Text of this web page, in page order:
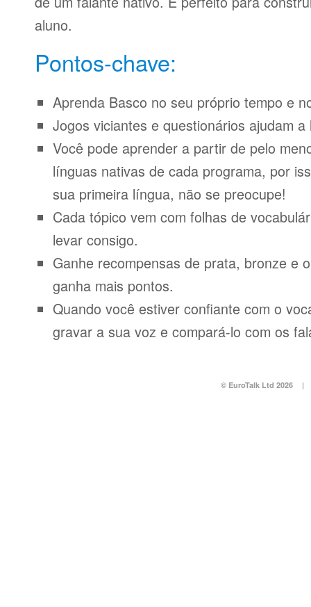
aluno.
Pontos-chave:
Aprenda Basco no seu próprio tempo e
Jogos viciantes e questionários ajudam
Você pode aprender a partir de pelo
línguas nativas de cada programa, por
sua primeira língua, não se preocupe!
Cada tópico vem com folhas de
levar consigo.
Ganhe recompensas de prata, bronze e
ganha mais pontos.
Quando você estiver confiante com o
gravar a sua voz e compará-lo com os
© EuroTalk Ltd 2026 |